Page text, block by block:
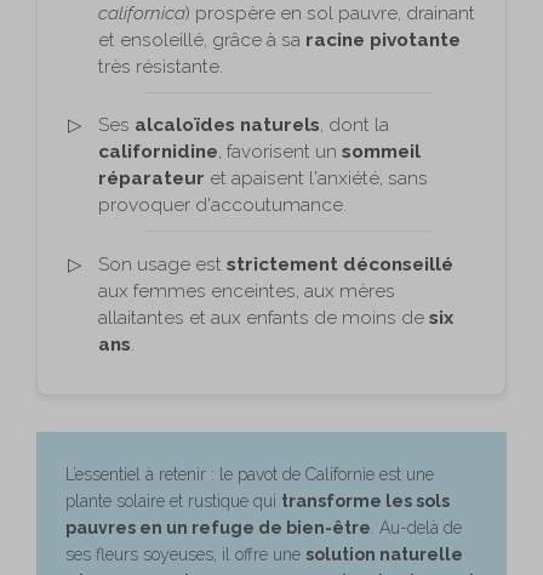
californica) prospère en sol pauvre, drainant
et ensoleillé, grâce à sa racine pivotante
très résistante.
Ses alcaloïdes naturels, dont la
californidine, favorisent un sommeil
réparateur et apaisent l'anxiété, sans
provoquer d'accoutumance.
Son usage est strictement déconseillé
aux femmes enceintes, aux mères
allaitantes et aux enfants de moins de six
ans
L’essentiel à retenir : le pavot de Californie est une
plante solaire et rustique qui transforme les sols
pauvres en un refuge de bien-être . Au-delà de
ses fleurs soyeuses, il offre une solution naturelle